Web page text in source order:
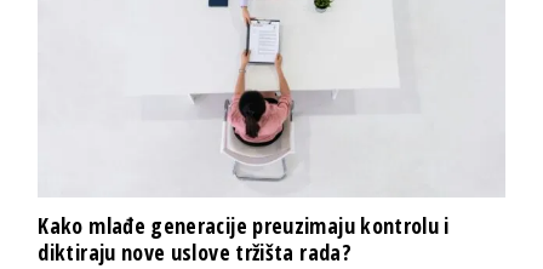
Kako mlađe generacije preuzimaju kontrolu i
diktiraju nove uslove tržišta rada?